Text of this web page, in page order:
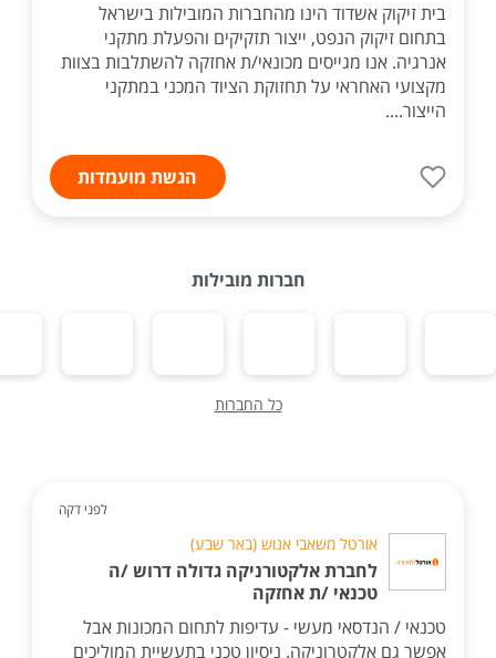
בית זיקוק אשדוד הינו מהחברות המובילות בישראל
בתחום זיקוק הנפט, ייצור תזקיקים והפעלת מתקני
אנרגיה. אנו מגייסים מכונאי/ת אחזקה להשתלבות בצוות
מקצועי האחראי על תחזוקת הציוד המכני במתקני
הייצור....
הגשת מועמדות
חברות מובילות
כל החברות
לפני דקה
אורטל משאבי אנוש (באר שבע)
לחברת אלקטורניקה גדולה דרוש /ה
טכנאי /ת אחזקה
טכנאי / הנדסאי מעשי - עדיפות לתחום המכונות אבל
אפשר גם אלקטרוניקה. ניסיון טכני בתעשיית המוליכים